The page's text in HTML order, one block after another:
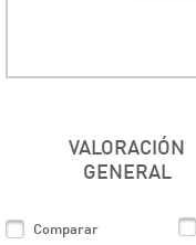
VALORACIÓN
GENERAL
Comparar